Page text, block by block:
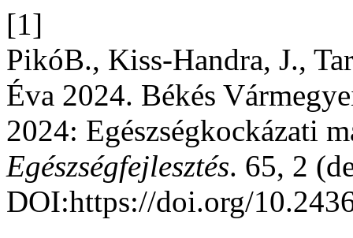
[1]
PikóB., Kiss-Handra, J.,
Éva 2024. Békés
2024: Egészségkockázati
Egészségfejlesztés. 65, 2
DOI:https://doi.org/